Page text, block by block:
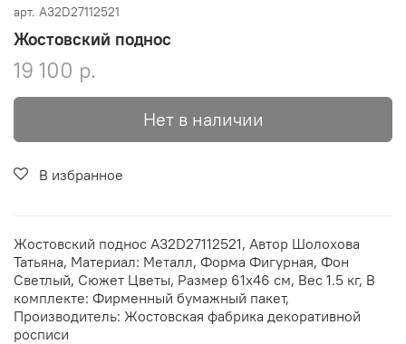
арт. A32D27112521
Жостовский поднос
19 100 р.
Нет в наличии
В избранное
Жостовский поднос A32D27112521, Автор Шолохова
Татьяна, Материал: Металл, Форма Фигурная, Фон
Светлый, Сюжет Цветы, Размер 61х46 см, Вес 1.5 кг, В
комплекте: Фирменный бумажный пакет,
Производитель: Жостовская фабрика декоративной
росписи